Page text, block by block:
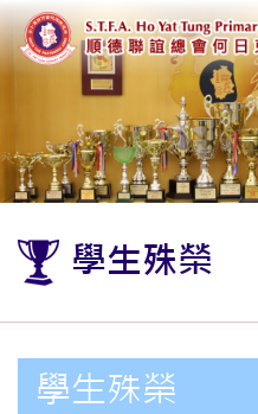
學生殊榮
學生殊榮